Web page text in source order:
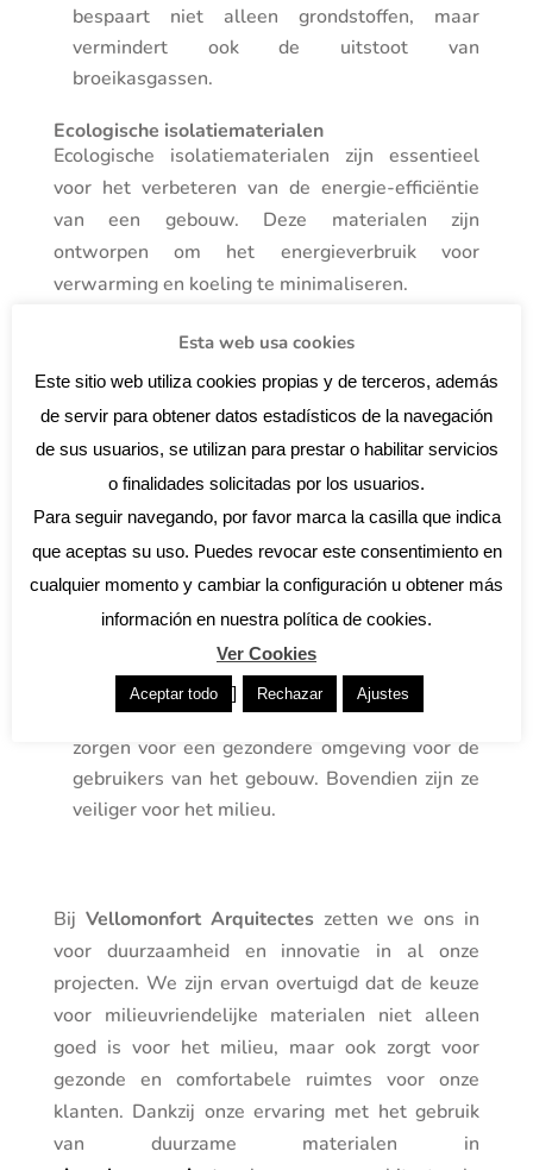
bespaart niet alleen grondstoffen, maar
vermindert ook de uitstoot van
broeikasgassen.
Ecologische isolatiematerialen
Ecologische isolatiematerialen zijn essentieel
voor het verbeteren van de energie-efficiëntie
van een gebouw. Deze materialen zijn
ontworpen om het energieverbruik voor
verwarming en koeling te minimaliseren.
Cellulose en schapenwol: Cellulose, gemaakt
opties die superieure prestaties bieden en
volledig natuurlijk zijn.
Milieuvriendelijke verf en afwerkingen
Conventionele verf en afwerkingen bevatten
luchtkwaliteit binnenshuis kunnen aantasten.
Milieuvriendelijke versies maken gebruik van
natuurlijke ingrediënten en bevatten weinig
vluchtige organische stoffen (VOS).
Voordelen: Deze verven zijn minder giftig en
zorgen voor een gezondere omgeving voor de
gebruikers van het gebouw. Bovendien zijn ze
veiliger voor het milieu.
Bij Vellomonfort Arquitecteszetten we ons in
voor duurzaamheid en innovatie in al onze
projecten. We zijn ervan overtuigd dat de keuze
voor milieuvriendelijke materialen niet alleen
goed is voor het milieu, maar ook zorgt voor
gezonde en comfortabele ruimtes voor onze
klanten. Dankzij onze ervaring met het gebruik
van duurzame materialen in
Esta web usa cookies
Este sitio web utiliza cookies propias y de terceros, además
de servir para obtener datos estadísticos de la navegación
de sus usuarios, se utilizan para prestar o habilitar servicios
o finalidades solicitadas por los usuarios.
Para seguir navegando, por favor marca la casilla que indica
que aceptas su uso. Puedes revocar este consentimiento en
cualquier momento y cambiar la configuración u obtener más
información en nuestra política de cookies.
Ver Cookies
Aceptar todo ] Rechazar Ajustes